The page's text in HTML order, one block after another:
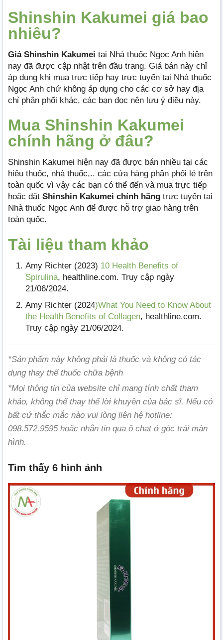
Shinshin Kakumei giá bao
nhiêu?
Giá Shinshin Kakumei tại Nhà thuốc Ngọc Anh hiện
nay đã được cập nhật trên đầu trang. Giá bán này chỉ
áp dụng khi mua trực tiếp hay trực tuyến tại Nhà thuốc
Ngọc Anh chứ không áp dụng cho các cơ sở hay địa
chỉ phân phối khác, các bạn đọc nên lưu ý điều này.
Mua Shinshin Kakumei
chính hãng ở đâu?
Shinshin Kakumei hiện nay đã được bán nhiều tại các
hiệu thuốc, nhà thuốc,.. các cửa hàng phân phối lẻ trên
toàn quốc vì vậy các bạn có thể đến và mua trực tiếp
hoặc đặt Shinshin Kakumei chính hãng trực tuyến tại
Nhà thuốc Ngọc Anh để được hỗ trợ giao hàng trên
toàn quốc.
Tài liệu tham khảo
Amy Richter (2023) 10 Health Benefits of
Spirulina, healthline.com. Truy cập ngày
21/06/2024.
Amy Richter (2024)What You Need to Know About
the Health Benefits of Collagen, healthline.com.
Truy cập ngày 21/06/2024.
*Sản phẩm này không phải là thuốc và không có tác
dụng thay thế thuốc chữa bệnh
*Mọi thông tin của website chỉ mang tính chất tham
khảo, không thể thay thế lời khuyên của bác sĩ. Nếu có
bất cứ thắc mắc nào vui lòng liên hệ hotline:
098.572.9595 hoặc nhắn tin qua ô chat ở góc trái màn
hình.
Tìm thấy 6 hình ảnh